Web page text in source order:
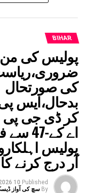
لامہ سے وابستہ
DON'T MISS
ضلع مجسٹریٹ
ایڈہاک کمیٹی بنانے
کاجاری کیا حکم
BIHAR
پولیس کی من
کی صورتحال
بدحال،ایس
کر ڈی جی پی
اے کے-
پولیس
آر درج کرنے
Published
10 hours ago
By سچ کی آواز